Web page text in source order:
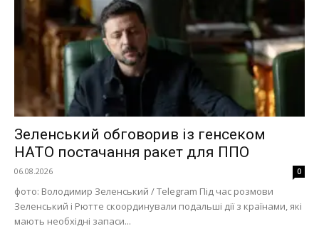
Меню
Зеленський обговорив із генсеком
НАТО постачання ракет для ППО
06.08.2026 0
фото: Володимир Зеленський / Telegram Під час розмови
Зеленський і Рютте скоординували подальші дії з країнами, які
мають необхідні запаси...